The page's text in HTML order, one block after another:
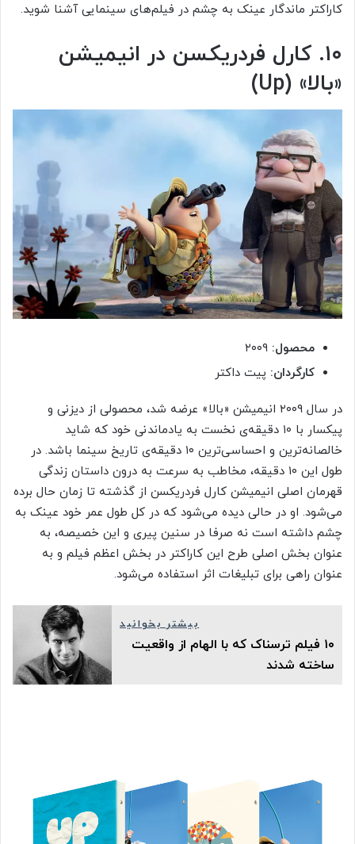
کاراکتر ماندگار عینک به چشم در فیلم‌های سینمایی آشنا شوید.
۱۰. کارل فردریکسن در انیمیشن
«بالا» (Up
)
محصول: ۲۰۰۹
کارگردان: پیت داکتر
در سال ۲۰۰۹ انیمیشن «بالا» عرضه شد، محصولی از دیزنی و
پیکسار با ۱۰ دقیقه‌ی نخست به یاد‌ماندنی خود که شاید
خالصانه‌ترین و احساسی‌ترین ۱۰ دقیقه‌ی تاریخ سینما باشد. در
طول این ۱۰ دقیقه، مخاطب به سرعت به درون داستان زندگی
قهرمان اصلی انیمیشن کارل فردریکسن از گذشته تا زمان حال برده
می‌شود. او در حالی دیده می‌شود که در کل طول عمر خود عینک به
چشم داشته است نه صرفا در سنین پیری و این خصیصه، به
عنوان بخش اصلی طرح این کاراکتر در بخش اعظم فیلم و به
عنوان راهی برای تبلیغات اثر استفاده می‌شود.
بیشتر بخوانید
۱۰ فیلم ترسناک که با الهام از واقعیت
ساخته شدند